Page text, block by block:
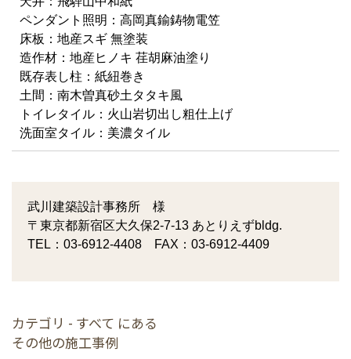
ペンダント照明：高岡真鍮鋳物電笠
床板：地産スギ 無塗装
造作材：地産ヒノキ 荏胡麻油塗り
既存表し柱：紙紐巻き
土間：南木曽真砂土タタキ風
トイレタイル：火山岩切出し粗仕上げ
洗面室タイル：美濃タイル
武川建築設計事務所 様
〒東京都新宿区大久保2-7-13 あとりえずbldg.
TEL：03-6912-4408 FAX：03-6912-4409
カテゴリ - すべて にある
その他の施工事例